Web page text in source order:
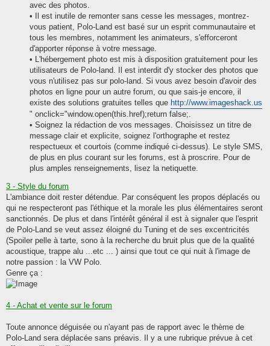
avec des photos.
• Il est inutile de remonter sans cesse les messages, montrez-
vous patient, Polo-Land est basé sur un esprit communautaire et
tous les membres, notamment les animateurs, s'efforceront
d'apporter réponse à votre message.
• L'hébergement photo est mis à disposition gratuitement pour les
utilisateurs de Polo-land. Il est interdit d'y stocker des photos que
vous n'utilisez pas sur polo-land. Si vous avez besoin d'avoir des
photos en ligne pour un autre forum, ou que sais-je encore, il
existe des solutions gratuites telles que http://www.imageshack.us
" onclick="window.open(this.href);return false;.
• Soignez la rédaction de vos messages. Choisissez un titre de
message clair et explicite, soignez l'orthographe et restez
respectueux et courtois (comme indiqué ci-dessus). Le style SMS,
de plus en plus courant sur les forums, est à proscrire. Pour de
plus amples renseignements, lisez la netiquette.
3 - Style du forum
L'ambiance doit rester détendue. Par conséquent les propos déplacés ou
qui ne respecteront pas l'éthique et la morale les plus élémentaires seront
sanctionnés. De plus et dans l'intérêt général il est à signaler que l'esprit
de Polo-Land se veut assez éloigné du Tuning et de ses excentricités
(Spoiler pelle à tarte, sono à la recherche du bruit plus que de la qualité
acoustique, trappe alu ...etc ... ) ainsi que tout ce qui nuit à l'image de
notre passion : la VW Polo.
Genre ça :
4 - Achat et vente sur le forum
Toute annonce déguisée ou n'ayant pas de rapport avec le thème de
Polo-Land sera déplacée sans préavis. Il y a une rubrique prévue à cet